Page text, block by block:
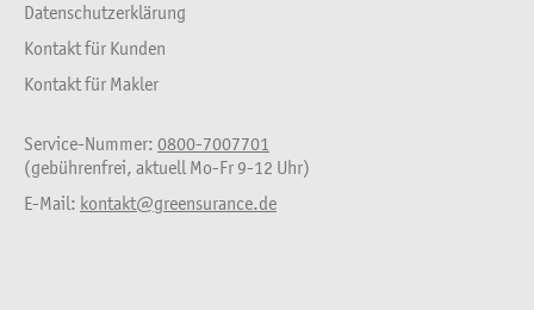
Datenschutzerklärung
Kontakt für Kunden
Kontakt für Makler
Service-Nummer: 0800-7007701
(gebührenfrei, aktuell Mo-Fr 9-12 Uhr)
E-Mail: kontakt@greensurance.de